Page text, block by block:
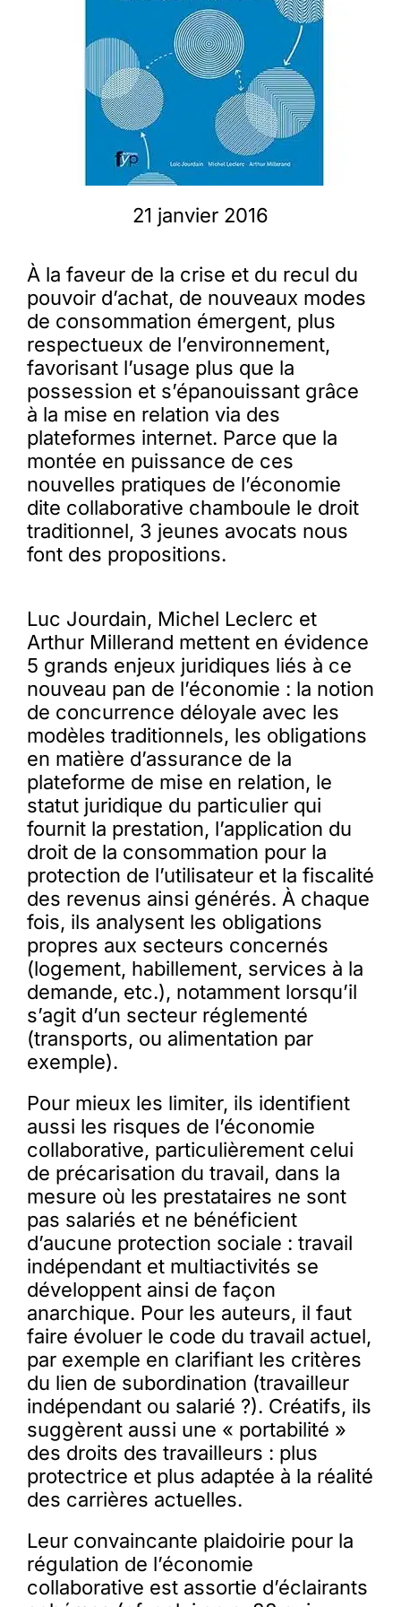
Membres
Nous soutenir
La revue Responsables
21 janvier 2016
À la faveur de la crise et du recul du
pouvoir d’achat, de nouveaux modes
de consommation émergent, plus
respectueux de l’environnement,
favorisant l’usage plus que la
possession et s’épanouissant grâce
à la mise en relation via des
plateformes internet. Parce que la
montée en puissance de ces
nouvelles pratiques de l’économie
dite collaborative chamboule le droit
traditionnel, 3 jeunes avocats nous
font des propositions.
Luc Jourdain, Michel Leclerc et
Arthur Millerand mettent en évidence
5 grands enjeux juridiques liés à ce
nouveau pan de l’économie : la notion
de concurrence déloyale avec les
modèles traditionnels, les obligations
en matière d’assurance de la
plateforme de mise en relation, le
statut juridique du particulier qui
fournit la prestation, l’application du
droit de la consommation pour la
protection de l’utilisateur et la fiscalité
des revenus ainsi générés. À chaque
fois, ils analysent les obligations
propres aux secteurs concernés
(logement, habillement, services à la
demande, etc.), notamment lorsqu’il
s’agit d’un secteur réglementé
(transports, ou alimentation par
exemple).
Pour mieux les limiter, ils identifient
aussi les risques de l’économie
collaborative, particulièrement celui
de précarisation du travail, dans la
mesure où les prestataires ne sont
pas salariés et ne bénéficient
d’aucune protection sociale : travail
indépendant et multiactivités se
développent ainsi de façon
anarchique. Pour les auteurs, il faut
faire évoluer le code du travail actuel,
par exemple en clarifiant les critères
du lien de subordination (travailleur
indépendant ou salarié ?). Créatifs, ils
suggèrent aussi une « portabilité »
des droits des travailleurs : plus
protectrice et plus adaptée à la réalité
des carrières actuelles.
Leur convaincante plaidoirie pour la
régulation de l’économie
collaborative est assortie d’éclairants